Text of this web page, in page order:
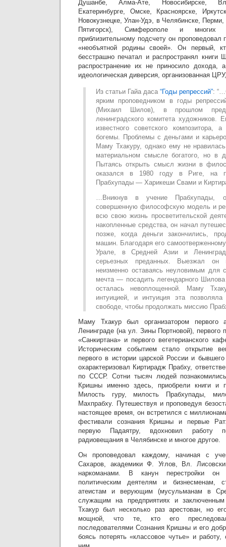
Душанбе, Алма-Ате, Новосибирске,
Екатеринбурге, Омске, Красноярске,
Новокузнецке, Улан-Удэ, в Челябинске,
Пятигорск), Симферополе и многих
приблизительному подсчету он проповедовал
«необъятной родины своей». Он первый,
бесстрашно печатал и распространял книги
распространение их не приносило дохода,
идеологическая диверсия, организованная
Из статьи Гайа даса “Годы репрессий”:
ярким проповедником в годы
(Михаил Шилов), в прошлом
ленинградского комитета художников.
известного советского
богемы. Проблемы с деньгами и
Маму Тхакуру, однако ему не
материальном смысле богатого, но в
Пытаясь открыть смысл жизни в
оказался в 1980 году в Риге, на
Прабхупады — Харикеши Свами и
…Вникнув в учение
совершенную философскую модель и
всю свою жизнь просветительской
накопленные средства, он начал
позже, когда деньги закончились,
машин. Благодаря его
Урале, в Средней Азии и
серьезных преданных. Выезжал он
неизменно оставаясь неуловимым для
мечта — посадить легендарного
осталась невоплощенной. Маму
интуицией, и интуиция эта
свободе, чтобы продолжать миссию
Маму Тхакур был организатором
Ленинграде (на ул. Зины Портновой), первого
«Санкиртана» и первого вегетерианского
Историческим событием стало открытие
первого в истории царской России и
охарактеризовал Киртирадж Прабху,
по СССР. Сотни тысяч людей
Кришны именно здесь, приобрели книги и
Милость гуру, милость Прабхупады,
Махпрабху. Путешествуя и проповедуя
настоящее время, он встретился с
фестивали сознания Кришны и первые
первую Падаятру, вдохновил работу
радиовещания в Челябинске и многое другое.
Он проповедовал каждому, начиная с
Сахаров, академики Ф. Углов, Вл.
наркоманами. В канун перестройки он
политическим деятелям и бизнесменам,
атеистам и верующим (мусульманам в
служащим на предприятиях и
Тхакур был несколько раз арестован, но
мощной, что те, кто его
последователями Сознания Кришны и его
боясь потерять «классовое чутье» и